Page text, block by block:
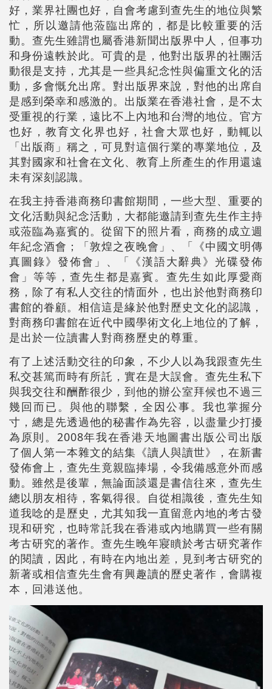
好，業界社團也好，自會考慮到查先生的地位與繁
忙，所以邀請他蒞臨出席的，都是比較重要的活
動。查先生雖謂也屬香港新聞出版界中人，但事功
和身份遠軼於此。可貴的是，他對出版界的社團活
動很是支持，尤其是一些具紀念性與偏重文化的活
動，多會慨允出席。對出版界來說，對他的出席自
是感到榮幸和感激的。出版業在香港社會，是不太
受重視的行業，遠比不上內地和台灣的地位。官方
也好，教育文化界也好，社會大眾也好，動輒以
「出版商」稱之，可見對這個行業的專業地位，及
其對國家和社會在文化、教育上所產生的作用還遠
未有深刻認識。
在我主持香港商務印書館期間，一些大型、重要的
文化活動與紀念活動，大都能邀請到查先生作主持
或蒞臨為嘉賓的。從留下的照片看，商務的成立週
年紀念酒會；「敦煌之夜晚會」、「《中國文明傳
真圖錄》發佈會」、「《漢語大辭典》光碟發佈
會」等等，查先生都是嘉賓。查先生如此厚愛商
務，除了有私人交往的情面外，也出於他對商務印
書館的眷顧。相信這是緣於他對歷史文化的認識，
對商務印書館在近代中國學術文化上地位的了解，
是出於一位讀書人對商務歷史的尊重。
有了上述活動交往的印象，不少人以為我跟查先生
私交甚篤而時有所託，實在是大誤會。查先生私下
與我交往和酬酢很少，到他的辦公室拜候也不過三
幾回而已。與他的聯繫，全因公事。我也掌握分
寸，總是先透過他的秘書作為先容，以盡量少打擾
為原則。2008年我在香港天地圖書出版公司出版
了個人第一本雜文的結集《讀人與讀世》，在新書
發佈會上，查先生竟親臨捧場，令我備感意外而感
動。雖然是後輩，無論面談還是書信往來，查先生
總以朋友相待，客氣得很。自從相識後，查先生知
道我唸的是歷史，尤其知我一直留意內地的考古發
現和研究，也時常託我在香港或內地購買一些有關
考古研究的著作。查先生晚年寢瞶於考古研究著作
的閱讀，因此，有時在內地出差，見到考古研究的
新著或相信查先生會有興趣讀的歷史著作，會購複
本，回港送他。